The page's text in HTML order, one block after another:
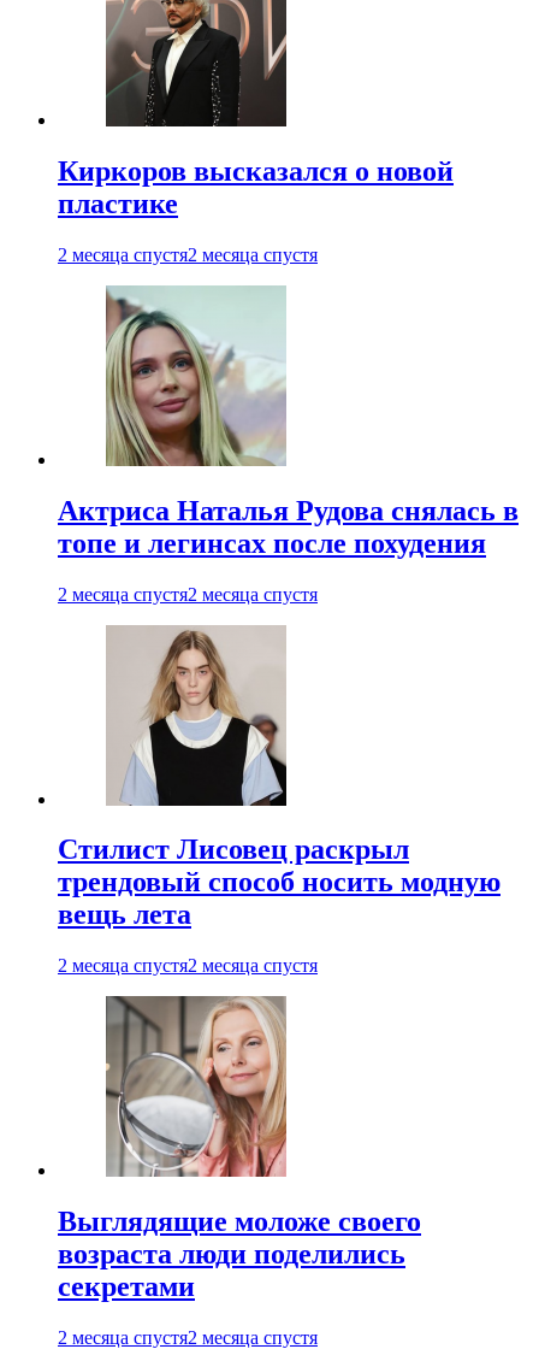
Киркоров высказался о новой
пластике
2 месяца спустя2 месяца спустя
Актриса Наталья Рудова снялась в
топе и легинсах после похудения
2 месяца спустя2 месяца спустя
Стилист Лисовец раскрыл
трендовый способ носить модную
вещь лета
2 месяца спустя2 месяца спустя
Выглядящие моложе своего
возраста люди поделились
секретами
2 месяца спустя2 месяца спустя